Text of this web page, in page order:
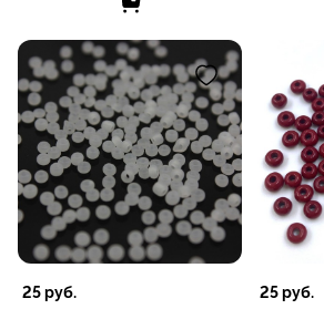
25руб. 25руб.